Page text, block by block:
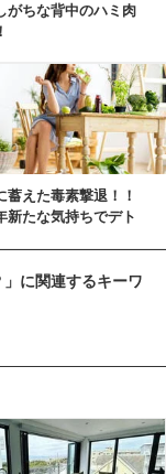
がちな背中のハミ肉
蓄えた毒素撃退！！
新たな気持ちでデト
に関連するキーワ